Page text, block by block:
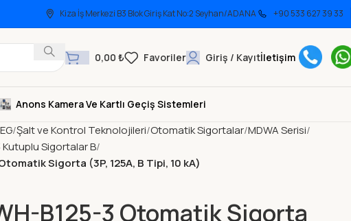
Kiza İş Merkezi B3 Blok Giriş Kat No:2 Seyhan/ADANA +90 533 627 39 33
0,00 ₺ Giriş / Kayıtİletişim
Anons Kamera Ve Kartlı Geçiş Sistemleri
Şalt ve Kontrol Teknolojileri Otomatik Sigortalar MDWA Serisi
Kutuplu Sigortalar B
Sigorta (3P, 125A, B Tipi, 10 kA)
B125-3 Otomatik Sigorta